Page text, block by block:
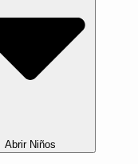
Abrir Niños